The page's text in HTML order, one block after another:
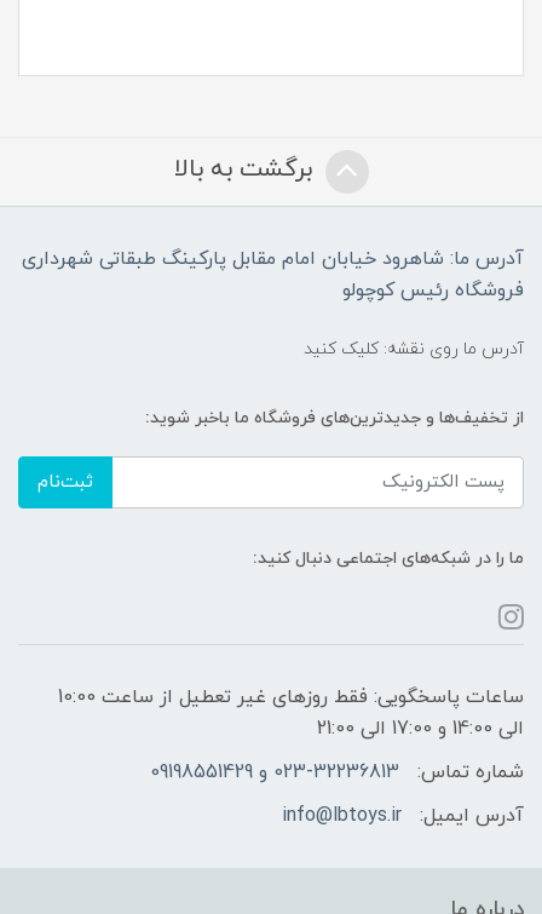
برگشت به بالا
آدرس ما: شاهرود خیابان امام مقابل پارکینگ طبقاتی شهرداری
فروشگاه رئیس کوچولو
آدرس ما روی نقشه: کلیک کنید
از تخفیف‌ها و جدیدترین‌های فروشگاه ما باخبر شوید:
ثبت‌نام
ما را در شبکه‌های اجتماعی دنبال کنید:
ساعات پاسخگویی: فقط روزهای غیر تعطیل از ساعت 10:00
الی 14:00 و 17:00 الی 21:00
شماره تماس:
023-32236813 و 09198551429
آدرس ایمیل:
info@lbtoys.ir